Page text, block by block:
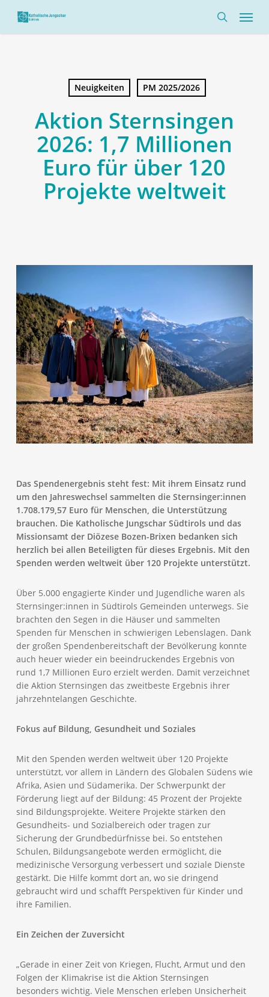
main
Menü
Neuigkeiten PM 2025/2026
Aktion Sternsingen
2026: 1,7 Millionen
Euro für über 120
Projekte weltweit
Das Spendenergebnis steht fest: Mit ihrem Einsatz rund
um den Jahreswechsel sammelten die Sternsinger:innen
1.708.179,57 Euro für Menschen, die Unterstützung
brauchen. Die Katholische Jungschar Südtirols und das
Missionsamt der Diözese Bozen-Brixen bedanken sich
herzlich bei allen Beteiligten für dieses Ergebnis. Mit den
Spenden werden weltweit über 120 Projekte unterstützt.
Über 5.000 engagierte Kinder und Jugendliche waren als
Sternsinger:innen in Südtirols Gemeinden unterwegs. Sie
brachten den Segen in die Häuser und sammelten
Spenden für Menschen in schwierigen Lebenslagen. Dank
der großen Spendenbereitschaft der Bevölkerung konnte
auch heuer wieder ein beeindruckendes Ergebnis von
rund 1,7 Millionen Euro erzielt werden. Damit verzeichnet
die Aktion Sternsingen das zweitbeste Ergebnis ihrer
jahrzehntelangen Geschichte.
Fokus auf Bildung, Gesundheit und Soziales
Mit den Spenden werden weltweit über 120 Projekte
unterstützt, vor allem in Ländern des Globalen Südens wie
Afrika, Asien und Südamerika. Der Schwerpunkt der
Förderung liegt auf der Bildung: 45 Prozent der Projekte
sind Bildungsprojekte. Weitere Projekte stärken den
Gesundheits- und Sozialbereich oder tragen zur
Sicherung der Grundbedürfnisse bei. So entstehen
Schulen, Bildungsangebote werden ermöglicht, die
medizinische Versorgung verbessert und soziale Dienste
gestärkt. Die Hilfe kommt dort an, wo sie dringend
gebraucht wird und schafft Perspektiven für Kinder und
ihre Familien.
Ein Zeichen der Zuversicht
„Gerade in einer Zeit von Kriegen, Flucht, Armut und den
Folgen der Klimakrise ist die Aktion Sternsingen
besonders wichtig. Viele Menschen erleben Unsicherheit